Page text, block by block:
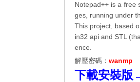
Notepad++ is a free
ges, running under
This project, based
in32 api and STL
ence.
解壓密碼： wanmp
下載安裝版